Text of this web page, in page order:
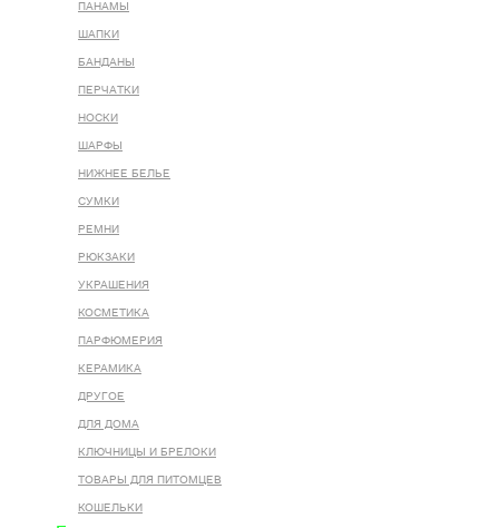
ПАНАМЫ
ШАПКИ
БАНДАНЫ
ПЕРЧАТКИ
НОСКИ
ШАРФЫ
НИЖНЕЕ БЕЛЬЕ
СУМКИ
РЕМНИ
РЮКЗАКИ
УКРАШЕНИЯ
КОСМЕТИКА
ПАРФЮМЕРИЯ
КЕРАМИКА
ДРУГОЕ
ДЛЯ ДОМА
КЛЮЧНИЦЫ И БРЕЛОКИ
ТОВАРЫ ДЛЯ ПИТОМЦЕВ
КОШЕЛЬКИ